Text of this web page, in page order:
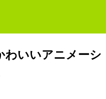
いいアニメーシ